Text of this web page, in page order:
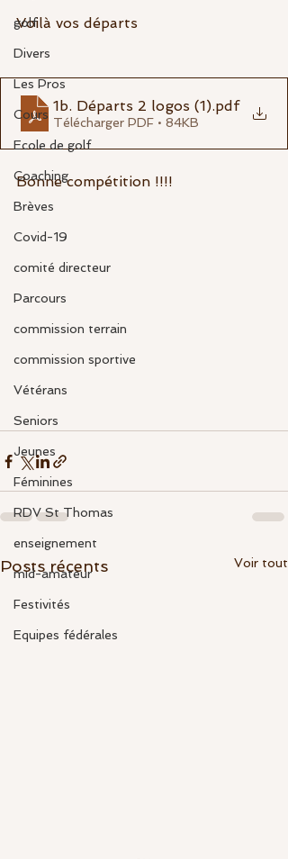
golf
Divers
Les Pros
Cours
Ecole de golf
Coaching
Brèves
Covid-19
comité directeur
Parcours
commission terrain
commission sportive
Vétérans
Seniors
Jeunes
Féminines
RDV St Thomas
enseignement
mid-amateur
Festivités
Equipes fédérales
Voilà vos départs
1b. Départs 2 logos (1).pdf
Télécharger PDF • 84KB
Bonne compétition !!!!
Posts récents Voir tout